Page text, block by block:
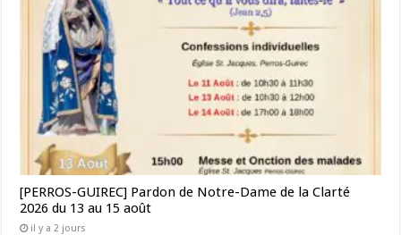
[PERROS-GUIREC] Pardon de Notre-Dame de la Clarté
2026 du 13 au 15 août
il y a 2 jours